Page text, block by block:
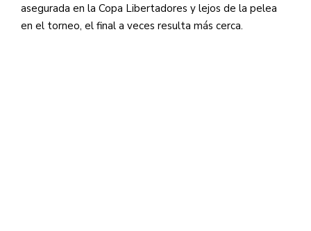
asegurada en la Copa Libertadores y lejos de la pelea
en el torneo, el final a veces resulta más cerca.